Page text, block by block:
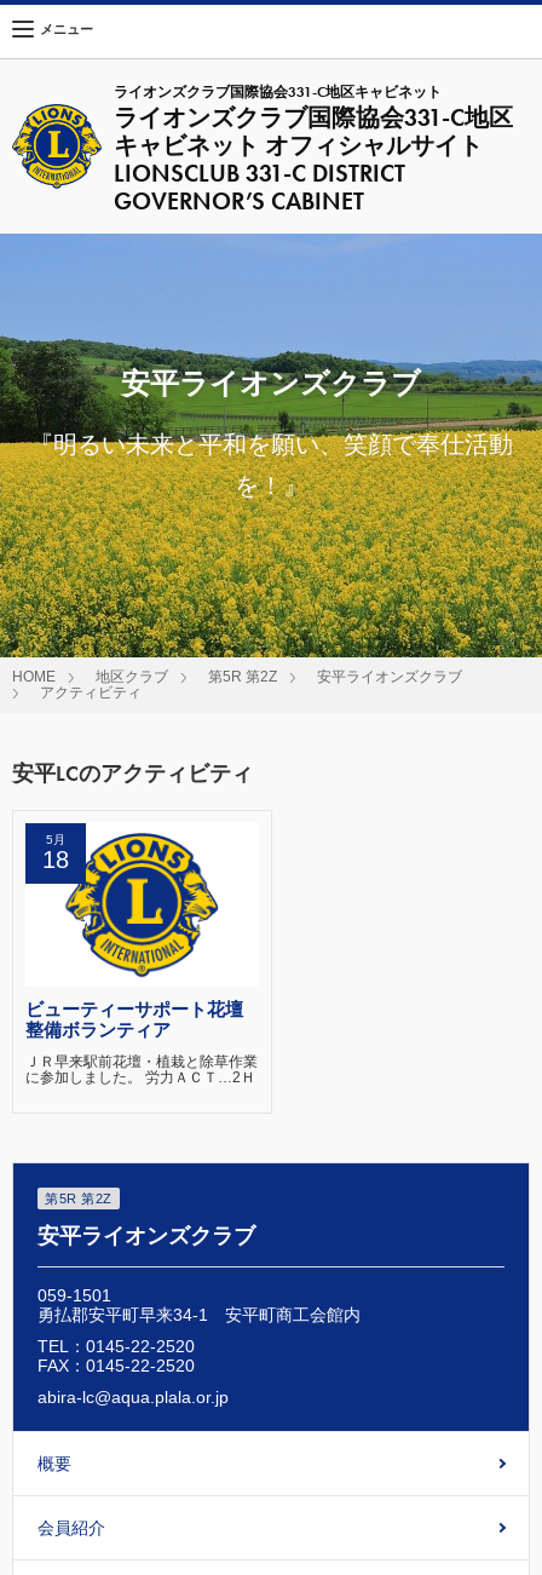
ライオンズクラブ国際協会331-C地区キャビネット
ライオンズクラブ国際協会331-C地区
キャビネット オフィシャルサイト
LIONSCLUB 331-C DISTRICT
GOVERNOR’S CABINET
メニュー
安平ライオンズクラブ
『明るい未来と平和を願い、笑顔で奉仕活動
を！』
HOME 地区クラブ 第5R 第2Z
安平ライオンズクラブ
アクティビティ
安平LCのアクティビティ
5月
18
ビューティーサポート花壇
整備ボランティア
ＪＲ早来駅前花壇・植栽と除草作業
に参加しました。 労力ＡＣＴ…2Ｈ
第5R 第2Z
安平ライオンズクラブ
059-1501
勇払郡安平町早来34-1 安平町商工会館内
TEL：0145-22-2520
FAX：0145-22-2520
abira-lc@aqua.plala.or.jp
概要
会員紹介